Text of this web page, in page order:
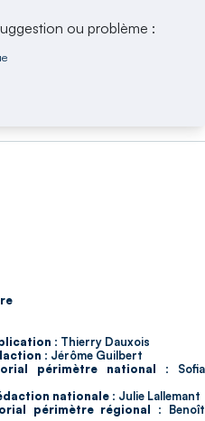
ou problème :
: Thierry Dauxois
: Jérôme Guilbert
périmètre national : Sofia
nationale : Julie Lallemant
périmètre régional : Benoît